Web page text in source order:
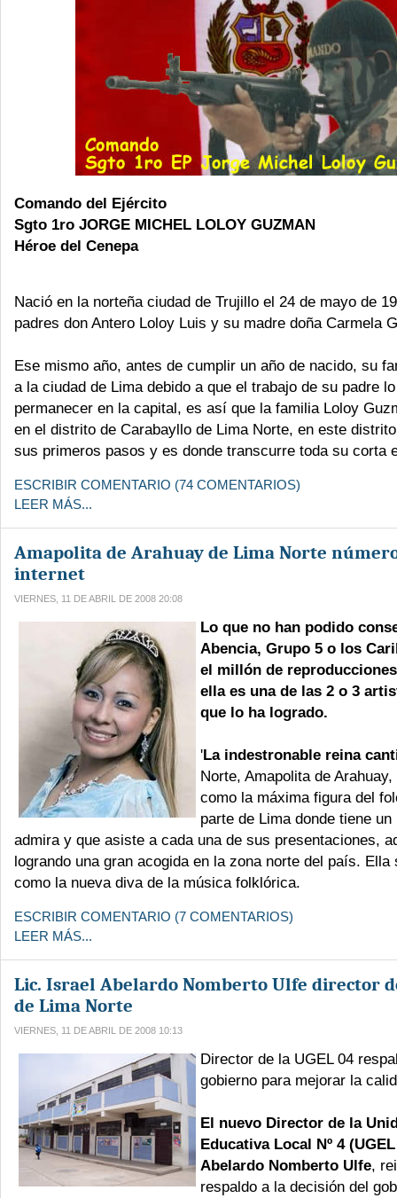
Comando del Ejército
Sgto 1ro JORGE MICHEL LOLOY GUZMAN
Héroe del Cenepa
Nació en la norteña ciudad de Trujillo el 24 de mayo de
padres don Antero Loloy Luis y su madre doña Carmela
Ese mismo año, antes de cumplir un año de nacido, su
a la ciudad de Lima debido a que el trabajo de su padre
permanecer en la capital, es así que la familia Loloy
en el distrito de Carabayllo de Lima Norte, en este
sus primeros pasos y es donde transcurre toda su corta
ESCRIBIR COMENTARIO (74 COMENTARIOS)
LEER MÁS...
Amapolita de Arahuay de Lima Norte
internet
VIERNES, 11 DE ABRIL DE 2008 20:08
Lo que no han podido
Abencia, Grupo 5 o los
el millón de
ella es una de las 2 o 3
que lo ha logrado.
'La indestronable reina
Norte, Amapolita de
como la máxima figura del
parte de Lima donde tiene
admira y que asiste a cada una de sus presentaciones,
logrando una gran acogida en la zona norte del país. Ella
como la nueva diva de la música folklórica.
ESCRIBIR COMENTARIO (7 COMENTARIOS)
LEER MÁS...
Lic. Israel Abelardo Nomberto Ulfe director
de Lima Norte
VIERNES, 11 DE ABRIL DE 2008 10:13
Director de la UGEL 04
gobierno para mejorar la
El nuevo Director de la
Educativa Local Nº 4
Abelardo Nomberto Ulfe,
respaldo a la decisión del